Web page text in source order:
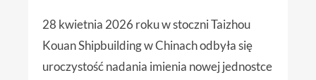
28 kwietnia 2026 roku w stoczni Taizhou
Kouan Shipbuilding w Chinach odbyła się
uroczystość nadania imienia nowej jednostce